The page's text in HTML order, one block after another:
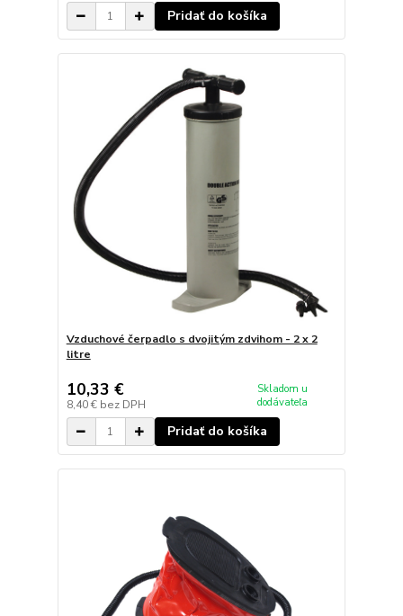
Pridať do košíka
Vzduchové čerpadlo s dvojitým zdvihom - 2 x 2
litre
10,33 €
8,40 € bez DPH
Skladom u
dodávateľa
Pridať do košíka